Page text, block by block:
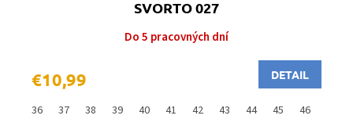
SVORTO 027
Do 5 pracovných dní
€10,99 DETAIL
36 37 38 39 40 41 42 43 44 45 46